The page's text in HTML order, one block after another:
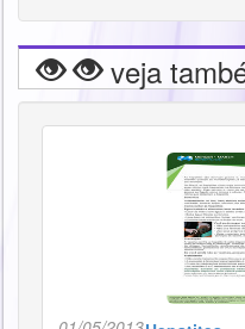
veja